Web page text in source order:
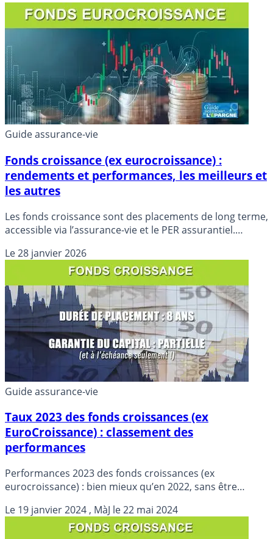
Guide assurance-vie
Fonds croissance (ex eurocroissance) :
rendements et performances, les meilleurs et
les autres
Les fonds croissance sont des placements de long terme,
accessible via l’assurance-vie et le PER assurantiel.
Le28 janvier 2026
Guide assurance-vie
Taux 2023 des fonds croissances (ex
EuroCroissance) : classement des
performances
Performances 2023 des fonds croissances (ex
eurocroissance) : bien mieux qu’en 2022, sans être
font mieux !
Le 19 janvier 2024 , MàJ le22 mai 2024